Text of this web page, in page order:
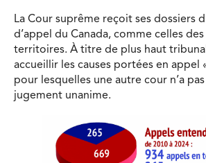
La Cour suprême reçoit ses dossiers
d’appel du Canada, comme celles
territoires. À titre de plus haut
accueillir les causes portées en appel
pour lesquelles une autre cour n’a
jugement unanime.